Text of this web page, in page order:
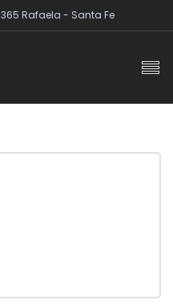
Rafaela - Santa Fe